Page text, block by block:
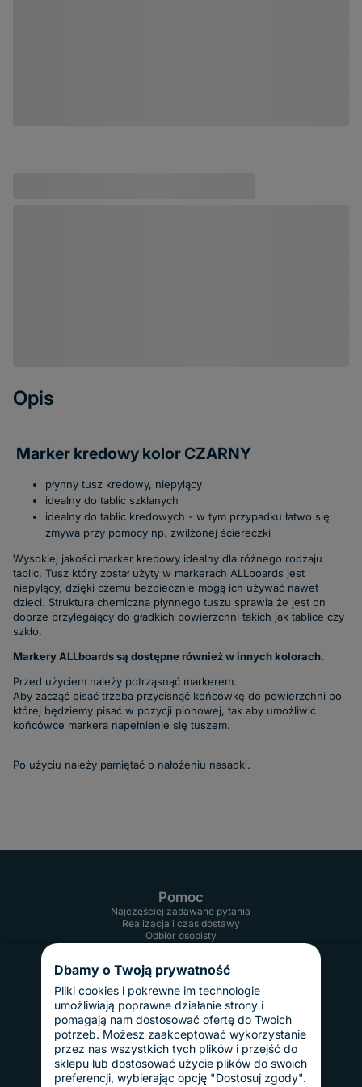
Opis
Marker kredowy kolor CZARNY
płynny tusz kredowy, niepylący
idealny do tablic szklanych
idealny do tablic kredowych - w tym przypadku łatwo się
zmywa przy pomocy np. zwilżonej ściereczki
Wysokiej jakości marker kredowy idealny dla różnego rodzaju
tablic. Tusz który został użyty w markerach ALLboards jest
niepylący, dzięki czemu bezpiecznie mogą ich używać nawet
dzieci. Struktura chemiczna płynnego tuszu sprawia że jest on
dobrze przylegający do gładkich powierzchni takich jak tablice czy
szkło.
Markery ALLboards są dostępne również w innych kolorach.
Przed użyciem należy potrząsnąć markerem.
Aby zacząć pisać trzeba przycisnąć końcówkę do powierzchni po
której będziemy pisać w pozycji pionowej, tak aby umożliwić
końcówce markera napełnienie się tuszem.
Po użyciu należy pamiętać o nałożeniu nasadki.
Pomoc
Najczęściej zadawane pytania
Realizacja i czas dostawy
Odbiór osobisty
Informacje
Regulamin
Reklamacje i zwroty
Gwarancja
Polityka prywatności
Dostawy i płatności
Koszty dostawy
InPost Pay
Sposoby płatności
O nas
Dbamy o Twoją prywatność
Pliki cookies i pokrewne im technologie
umożliwiają poprawne działanie strony i
pomagają nam dostosować ofertę do Twoich
potrzeb. Możesz zaakceptować wykorzystanie
przez nas wszystkich tych plików i przejść do
sklepu lub dostosować użycie plików do swoich
preferencji, wybierając opcję "Dostosuj zgody".